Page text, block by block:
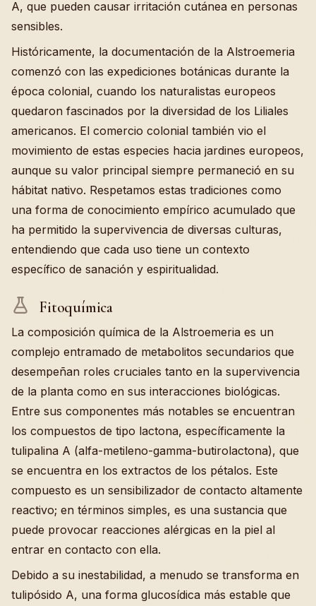
A, que pueden causar irritación cutánea en personas
sensibles.
Históricamente, la documentación de la Alstroemeria
comenzó con las expediciones botánicas durante la
época colonial, cuando los naturalistas europeos
quedaron fascinados por la diversidad de los Liliales
americanos. El comercio colonial también vio el
movimiento de estas especies hacia jardines europeos,
aunque su valor principal siempre permaneció en su
hábitat nativo. Respetamos estas tradiciones como
una forma de conocimiento empírico acumulado que
ha permitido la supervivencia de diversas culturas,
entendiendo que cada uso tiene un contexto
específico de sanación y espiritualidad.
Fitoquímica
La composición química de la Alstroemeria es un
complejo entramado de metabolitos secundarios que
desempeñan roles cruciales tanto en la supervivencia
de la planta como en sus interacciones biológicas.
Entre sus componentes más notables se encuentran
los compuestos de tipo lactona, específicamente la
tulipalina A (alfa-metileno-gamma-butirolactona), que
se encuentra en los extractos de los pétalos. Este
compuesto es un sensibilizador de contacto altamente
reactivo; en términos simples, es una sustancia que
puede provocar reacciones alérgicas en la piel al
entrar en contacto con ella.
Debido a su inestabilidad, a menudo se transforma en
tulipósido A, una forma glucosídica más estable que